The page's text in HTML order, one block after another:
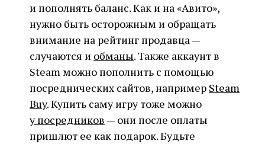
и пополнять баланс. Как и на «Авито»,
нужно быть осторожным и обращать
внимание на рейтинг продавца —
случаются и обманы. Также аккаунт в
Steam можно пополнить с помощью
посреднических сайтов, например Steam
Buy. Купить саму игру тоже можно
у посредников — они после оплаты
пришлют ее как подарок. Будьте